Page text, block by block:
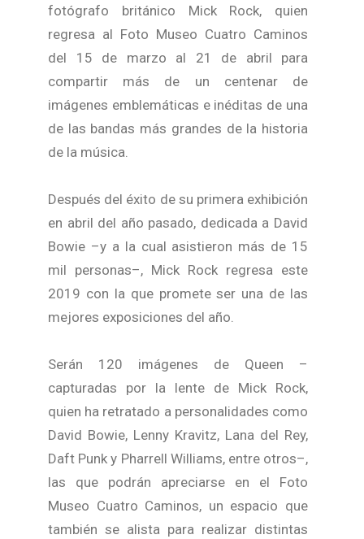
fotógrafo británico Mick Rock, quien
regresa al Foto Museo Cuatro Caminos
del 15 de marzo al 21 de abril para
compartir más de un centenar de
imágenes emblemáticas e inéditas de una
de las bandas más grandes de la historia
de la música.
Después del éxito de su primera exhibición
en abril del año pasado, dedicada a David
Bowie –y a la cual asistieron más de 15
mil personas–, Mick Rock regresa este
2019 con la que promete ser una de las
mejores exposiciones del año.
Serán 120 imágenes de Queen –
capturadas por la lente de Mick Rock,
quien ha retratado a personalidades como
David Bowie, Lenny Kravitz, Lana del Rey,
Daft Punk y Pharrell Williams, entre otros–,
las que podrán apreciarse en el Foto
Museo Cuatro Caminos, un espacio que
también se alista para realizar distintas